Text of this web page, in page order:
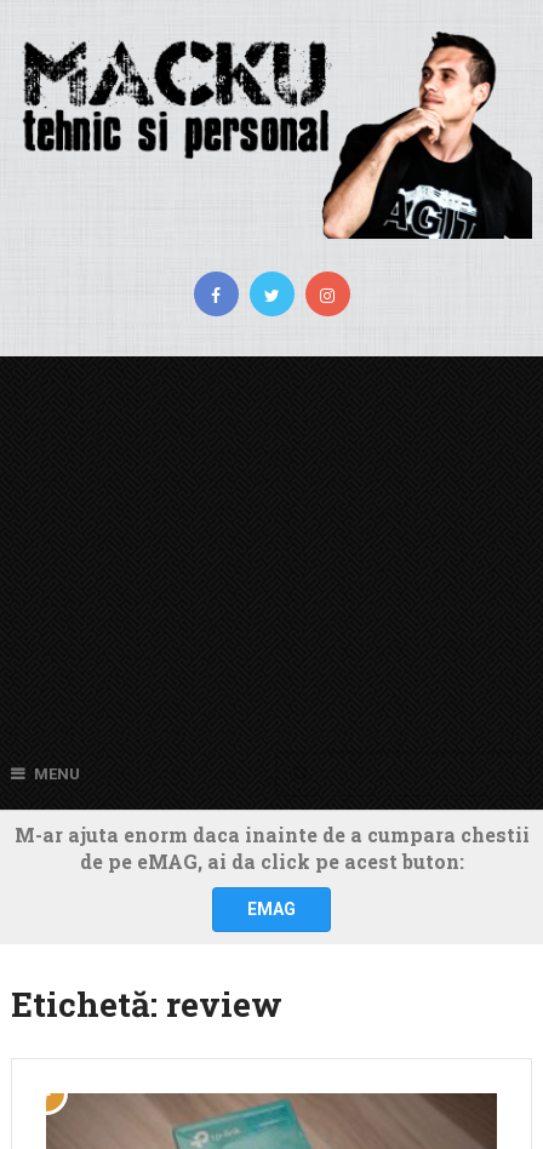
MENU
M-ar ajuta enorm daca inainte de a cumpara chestii
de pe eMAG, ai da click pe acest buton:
EMAG
Etichetă: review